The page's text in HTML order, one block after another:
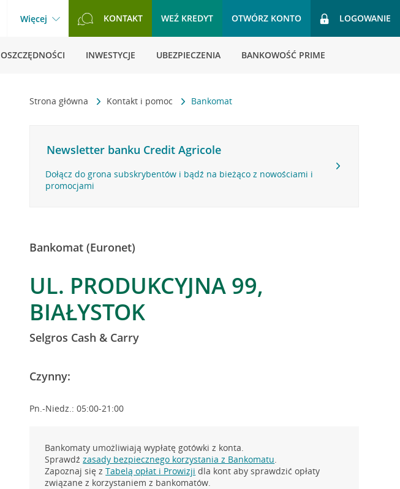
Więcej KONTAKT WEŹ KREDYT OTWÓRZ KONTO LOGOWANIE
OSZCZĘDNOŚCI INWESTYCJE UBEZPIECZENIA BANKOWOŚĆ PRIME
Strona główna Kontakt i pomoc Bankomat
Newsletter banku Credit Agricole
Dołącz do grona subskrybentów i bądź na bieżąco z nowościami i
promocjami
Bankomat (Euronet)
UL. PRODUKCYJNA 99,
BIAŁYSTOK
Selgros Cash & Carry
Czynny:
Pn.-Niedz.: 05:00-21:00
Bankomaty umożliwiają wypłatę gotówki z konta.
Sprawdźzasady bezpiecznego korzystania z Bankomatu.
Zapoznaj się zTabelą opłat i Prowizji dla kont aby sprawdzić opłaty
związane z korzystaniem z bankomatów.